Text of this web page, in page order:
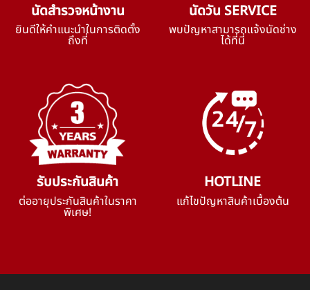
นัดสำรวจหน้างาน
ยินดีให้คำแนะนำในการติดตั้ง
ถึงที่
นัดวัน SERVICE
พบปัญหาสามารถแจ้งนัดช่าง
ได้ที่นี่
รับประกันสินค้า
ต่ออายุประกันสินค้าในราคา
พิเศษ!
HOTLINE
แก้ไขปัญหาสินค้าเบื้องต้น